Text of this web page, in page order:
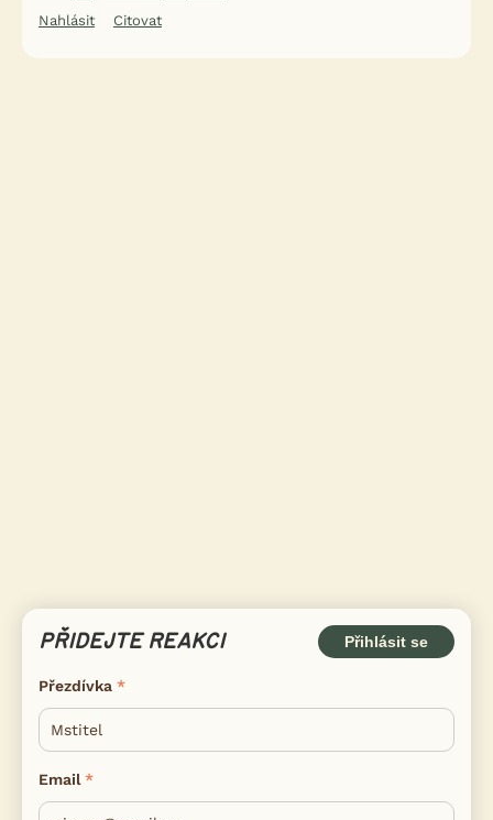
Nahlásit
Citovat
PŘIDEJTE REAKCI Přihlásit se
Přezdívka
Email